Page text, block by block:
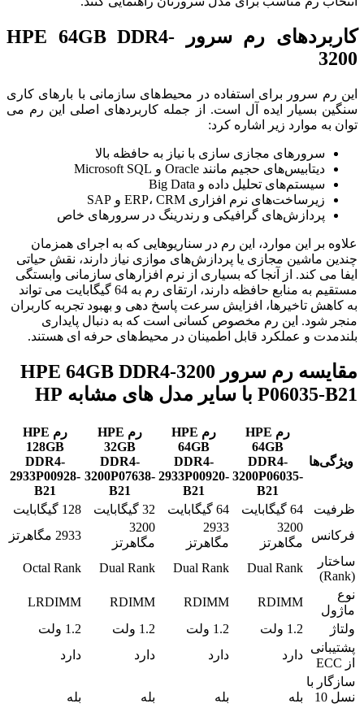
کاربردهای رم سرور HPE 64GB DDR4-
3200
این رم سرور برای استفاده در محیط‌های سازمانی با بارهای کاری
سنگین بسیار ایده آل است. از جمله کاربردهای اصلی این رم می
توان به موارد زیر اشاره کرد:
سرورهای مجازی سازی با نیاز به حافظه بالا
دیتابیس‌های حجیم مانند Oracle و Microsoft SQL
سیستم‌های تحلیل داده و Big Data
زیرساخت‌های نرم افزاری ERP، CRM و SAP
پردازش‌های گرافیکی و رندرینگ در سرورهای خاص
علاوه بر این موارد، این رم در سناریوهایی که به اجرای همزمان
چندین ماشین مجازی یا پردازش‌های موازی نیاز دارند، نقش حیاتی
ایفا می کند. از آنجا که بسیاری از نرم افزارهای سازمانی وابستگی
مستقیم به منابع حافظه دارند، ارتقای رم به 64 گیگابایت می تواند
به کاهش تاخیرها، افزایش سرعت پاسخ دهی و بهبود تجربه کاربران
منجر شود. این رم مخصوص کسانی است که به دنبال پایداری
بلندمدت و عملکرد قابل اطمینان در محیط‌های حرفه ای هستند.
مقایسه رم سرور HPE 64GB DDR4-3200
P06035-B21 با سایر مدل های مشابه HP
ویژگی‌ها
رم HPE
64GB
DDR4-
3200P06035-
B21
رم HPE
64GB
DDR4-
2933P00920-
B21
رم HPE
32GB
DDR4-
3200P07638-
B21
رم HPE
128GB
DDR4-
2933P00928-
B21
ظرفیت
64 گیگابایت 64 گیگابایت 32 گیگابایت
128 گیگابایت
فرکانس
3200
مگاهرتز
2933
مگاهرتز
3200
مگاهرتز
2933 مگاهرتز
ساختار
(Rank)
Dual Rank
Dual Rank
Dual Rank
Octal Rank
نوع
ماژول
RDIMM
RDIMM
RDIMM
LRDIMM
ولتاژ
1.2 ولت 1.2 ولت 1.2 ولت
1.2 ولت
پشتیبانی
از ECC
دارد دارد دارد
دارد
سازگار با
نسل 10
بله بله بله بله